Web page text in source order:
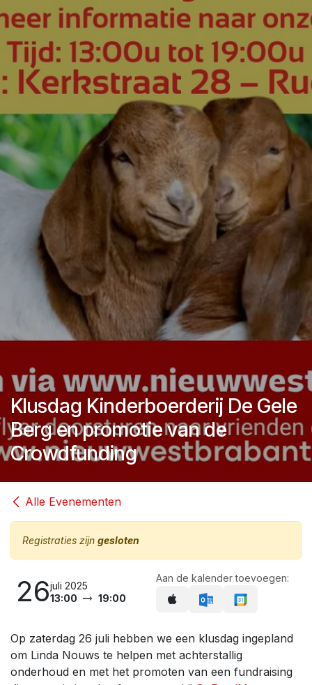
Klusdag Kinderboerderij De Gele
Berg en promotie van de
Crowdfunding
Alle Evenementen
Registraties zijn gesloten
26juli 2025
13:00
19:00
Aan de kalender toevoegen:
Op zaterdag 26 juli hebben we een klusdag ingepland
om Linda Nouws te helpen met achterstallig
onderhoud en met het promoten van een fundraising